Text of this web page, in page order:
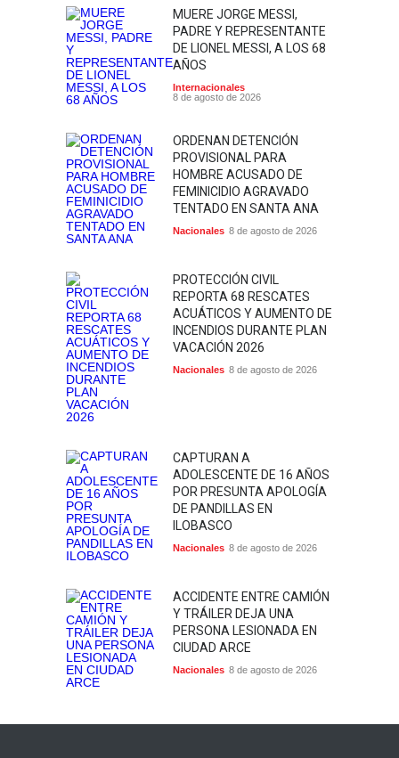
MUERE JORGE MESSI,
PADRE Y REPRESENTANTE
DE LIONEL MESSI, A LOS 68
AÑOS
Internacionales
8 de agosto de 2026
ORDENAN DETENCIÓN
PROVISIONAL PARA
HOMBRE ACUSADO DE
FEMINICIDIO AGRAVADO
TENTADO EN SANTA ANA
Nacionales 8 de agosto de 2026
PROTECCIÓN CIVIL
REPORTA 68 RESCATES
ACUÁTICOS Y AUMENTO DE
INCENDIOS DURANTE PLAN
VACACIÓN 2026
Nacionales 8 de agosto de 2026
CAPTURAN A
ADOLESCENTE DE 16 AÑOS
POR PRESUNTA APOLOGÍA
DE PANDILLAS EN
ILOBASCO
Nacionales 8 de agosto de 2026
ACCIDENTE ENTRE CAMIÓN
Y TRÁILER DEJA UNA
PERSONA LESIONADA EN
CIUDAD ARCE
Nacionales 8 de agosto de 2026